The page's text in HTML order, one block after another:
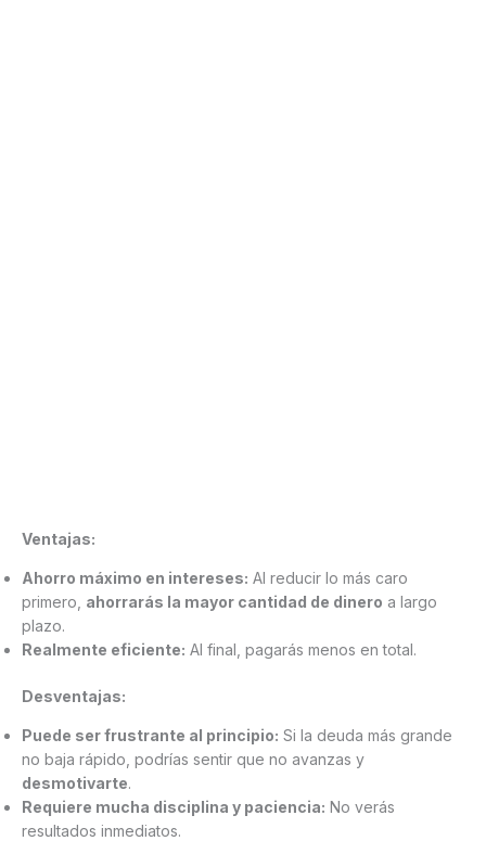
Ventajas:
Ahorro máximo en intereses: Al reducir lo más caro
primero, ahorrarás la mayor cantidad de dinero a largo
plazo.
Realmente eficiente: Al final, pagarás menos en total.
Desventajas:
Puede ser frustrante al principio: Si la deuda más grande
no baja rápido, podrías sentir que no avanzas y
desmotivarte.
Requiere mucha disciplina y paciencia: No verás
resultados inmediatos.